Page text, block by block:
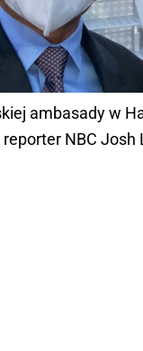
ambasady w
NBC Josh